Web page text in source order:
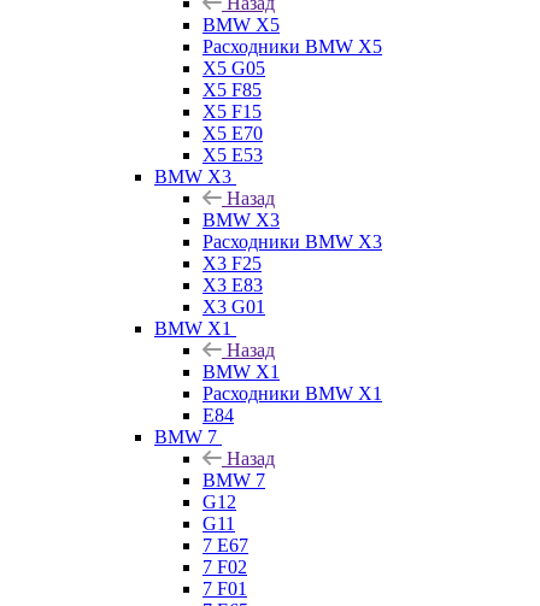
BMW X5
Расходники BMW X5
X5 G05
X5 F85
X5 F15
X5 E70
X5 E53
BMW X3
Назад
BMW X3
Расходники BMW X3
X3 F25
X3 E83
X3 G01
BMW X1
Назад
BMW X1
Расходники BMW X1
E84
BMW 7
Назад
BMW 7
G12
G11
7 Е67
7 F02
7 F01